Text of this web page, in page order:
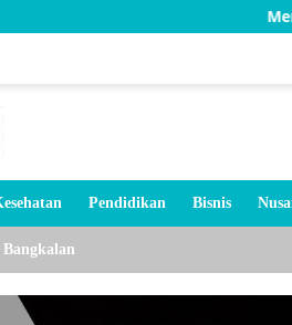
Merah Putih
Pendidikan Bisnis
Bangkalan